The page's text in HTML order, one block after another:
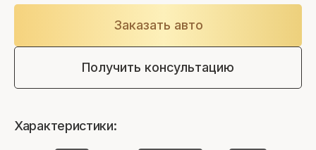
Заказать авто
Получить консультацию
Характеристики: